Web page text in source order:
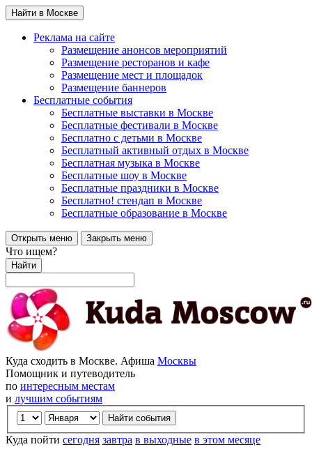
Найти в Москве
Реклама на сайте
Размещение анонсов мероприятий
Размещение ресторанов и кафе
Размещение мест и площадок
Размещение баннеров
Бесплатные события
Бесплатные выставки в Москве
Бесплатные фестивали в Москве
Бесплатно с детьми в Москве
Бесплатный активный отдых в Москве
Бесплатная музыка в Москве
Бесплатные шоу в Москве
Бесплатные праздники в Москве
Бесплатно! стендап в Москве
Бесплатные образование в Москве
Открыть меню Закрыть меню
Что ищем?
Найти
Куда сходить в Москве. Афиша Москвы
Помощник и путеводитель
по интересным местам
и лучшим событиям
Куда пойти сегодня завтра в выходные в этом месяце